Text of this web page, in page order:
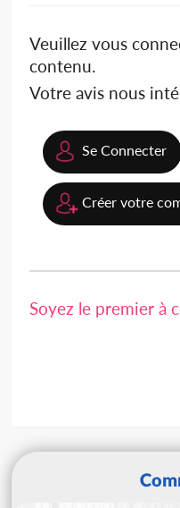
Veuillez vous
contenu.
Votre avis nous
Se Connecter
Créer votre
Soyez le premier à